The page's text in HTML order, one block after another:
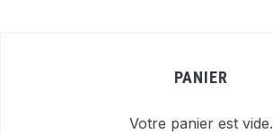
PANIER
Votre panier est vide.